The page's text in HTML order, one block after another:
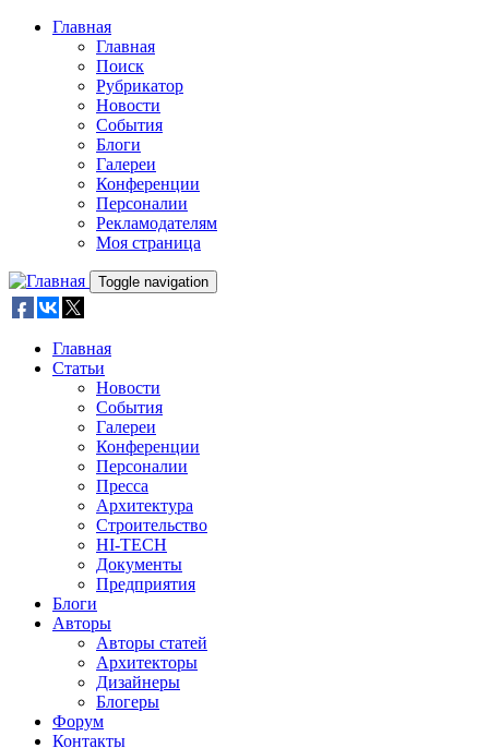
Skip to main content
Главная
Главная
Поиск
Рубрикатор
Новости
События
Блоги
Галереи
Конференции
Персоналии
Рекламодателям
Моя страница
Toggle navigation
Главная
Статьи
Новости
События
Галереи
Конференции
Персоналии
Пресса
Архитектура
Строительство
HI-TECH
Документы
Предприятия
Блоги
Авторы
Авторы статей
Архитекторы
Дизайнеры
Блогеры
Форум
Контакты